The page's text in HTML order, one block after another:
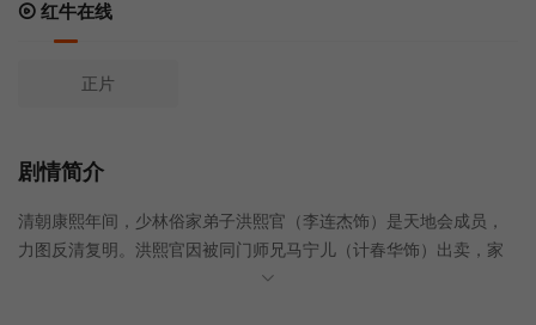
红牛在线
正片
剧情简介
清朝康熙年间，少林俗家弟子洪熙官（李连杰饰）是天地会成员，
力图反清复明。洪熙官因被同门师兄马宁儿（计春华饰）出卖，家
人被叛徒杀害，幸得幼子文定（谢苗饰）避过大难，洪熙官将马宁